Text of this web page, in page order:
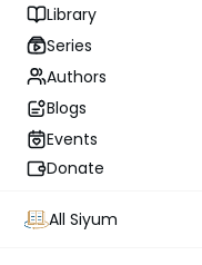
Library
Series
Authors
Blogs
Events
Donate
All Siyum
Mishna